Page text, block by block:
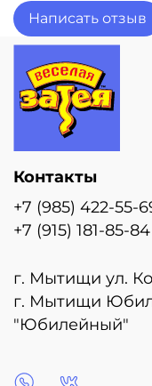
шара в
Реальный цвет
зависимости от
Стоимость шара
Написать отзыв
Контакты
+7 (985) 422-55-
+7 (915) 181-85-84
г. Мытищи ул.
г. Мытищи
"Юбилейный"